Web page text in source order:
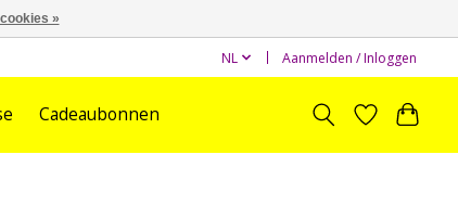
NL Aanmelden / Inloggen
Cadeaubonnen
»